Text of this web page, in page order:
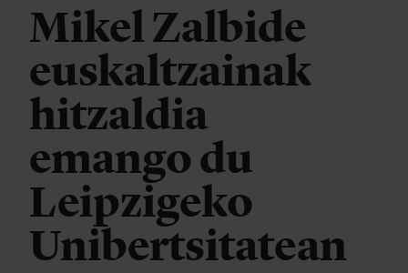
Mikel Zalbide
euskaltzainak
hitzaldia
emango du
Leipzigeko
Unibertsitatean